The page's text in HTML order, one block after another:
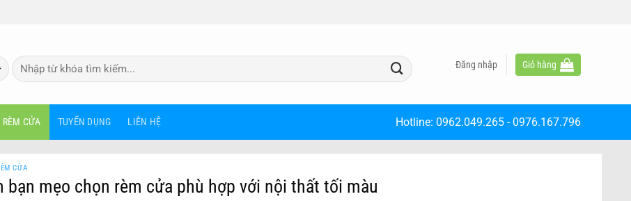
Tìm
kiếm:
Đăng nhập Giỏ hàng
CỬA TUYỂN DỤNG LIÊN HỆ Hotline: 0962.049.265 -0976.167.796
CỬA
bạn mẹo chọn rèm cửa phù hợp với nội thất tối màu